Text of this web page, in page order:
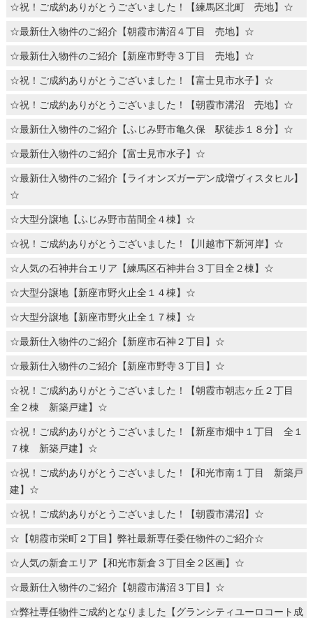
☆祝！ご成約ありがとうございました！【練馬区北町 売地】☆
☆最新仕入物件のご紹介【朝霞市溝沼４丁目 売地】☆
☆最新仕入物件のご紹介【新座市野寺３丁目 売地】☆
☆祝！ご成約ありがとうございました！【富士見市水子】☆
☆祝！ご成約ありがとうございました！【朝霞市溝沼 売地】☆
☆最新仕入物件のご紹介【ふじみ野市亀久保 駅徒歩１８分】☆
☆最新仕入物件のご紹介【富士見市水子】☆
☆最新仕入物件のご紹介【ライオンズガーデン成増ヴィスタヒル】
☆
☆大型分譲地【ふじみ野市苗間全４棟】☆
☆祝！ご成約ありがとうございました！【川越市下新河岸】☆
☆人気の石神井台エリア【練馬区石神井台３丁目全２棟】☆
☆大型分譲地【新座市野火止全１４棟】☆
☆大型分譲地【新座市野火止全１７棟】☆
☆最新仕入物件のご紹介【新座市石神２丁目】☆
☆最新仕入物件のご紹介【新座市野寺３丁目】☆
☆祝！ご成約ありがとうございました！【朝霞市朝志ヶ丘２丁目
全２棟 新築戸建】☆
☆祝！ご成約ありがとうございました！【新座市畑中１丁目 全１
７棟 新築戸建】☆
☆祝！ご成約ありがとうございました！【和光市南１丁目 新築戸
建】☆
☆祝！ご成約ありがとうございました！【朝霞市溝沼】☆
☆【朝霞市栄町２丁目】弊社最新専任委任物件のご紹介☆
☆人気の新倉エリア【和光市新倉３丁目全２区画】☆
☆最新仕入物件のご紹介【朝霞市溝沼３丁目】☆
☆弊社専任物件ご成約となりました【グランシティユーロコート成